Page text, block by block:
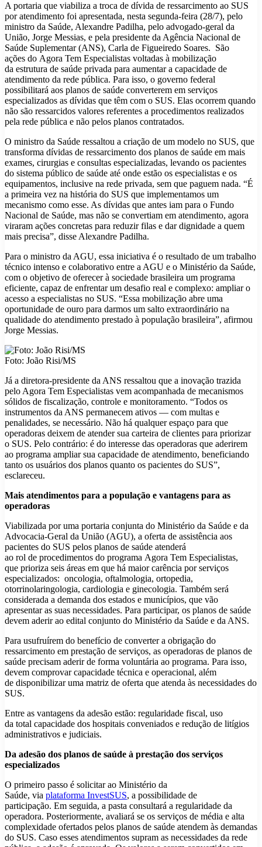
A portaria que viabiliza a troca de dívida de ressarcimento ao SUS
por atendimento foi apresentada, nesta segunda-feira (28/7), pelo
ministro da Saúde, Alexandre Padilha, pelo advogado-geral da
União, Jorge Messias, e pela presidente da Agência Nacional de
Saúde Suplementar (ANS), Carla de Figueiredo Soares. São
ações do Agora Tem Especialistas voltadas à mobilização
da estrutura de saúde privada para aumentar a capacidade de
atendimento da rede pública. Para isso, o governo federal
possibilitará aos planos de saúde converterem em serviços
especializados as dívidas que têm com o SUS. Elas ocorrem quando
não são ressarcidos valores referentes a procedimentos realizados
pela rede pública e não pelos planos contratados.
O ministro da Saúde ressaltou a criação de um modelo no SUS, que
transforma dívidas de ressarcimento dos planos de saúde em mais
exames, cirurgias e consultas especializadas, levando os pacientes
do sistema público de saúde até onde estão os especialistas e os
equipamentos, inclusive na rede privada, sem que paguem nada. “É
a primeira vez na história do SUS que implementamos um
mecanismo como esse. As dívidas que antes iam para o Fundo
Nacional de Saúde, mas não se convertiam em atendimento, agora
viraram ações concretas para reduzir filas e dar dignidade a quem
mais precisa”, disse Alexandre Padilha.
Para o ministro da AGU, essa iniciativa é o resultado de um trabalho
técnico intenso e colaborativo entre a AGU e o Ministério da Saúde,
com o objetivo de oferecer à sociedade brasileira um programa
eficiente, capaz de enfrentar um desafio real e complexo: ampliar o
acesso a especialistas no SUS. “Essa mobilização abre uma
oportunidade de ouro para darmos um salto extraordinário na
qualidade do atendimento prestado à população brasileira”, afirmou
Jorge Messias.
Foto: João Risi/MS
Já a diretora-presidente da ANS ressaltou que a inovação trazida
pelo Agora Tem Especialistas vem acompanhada de mecanismos
sólidos de fiscalização, controle e monitoramento. “Todos os
instrumentos da ANS permanecem ativos — com multas e
penalidades, se necessário. Não há qualquer espaço para que
operadoras deixem de atender sua carteira de clientes para priorizar
o SUS. Pelo contrário: é do interesse das operadoras que aderirem
ao programa ampliar sua capacidade de atendimento, beneficiando
tanto os usuários dos planos quanto os pacientes do SUS”,
esclareceu.
Mais atendimentos para a população e vantagens para as
operadoras
Viabilizada por uma portaria conjunta do Ministério da Saúde e da
Advocacia-Geral da União (AGU), a oferta de assistência aos
pacientes do SUS pelos planos de saúde atenderá
ao rol de procedimentos do programa Agora Tem Especialistas,
que prioriza seis áreas em que há maior carência por serviços
especializados: oncologia, oftalmologia, ortopedia,
otorrinolaringologia, cardiologia e ginecologia. Também será
considerada a demanda dos estados e municípios, que vão
apresentar as suas necessidades. Para participar, os planos de saúde
devem aderir ao edital conjunto do Ministério da Saúde e da ANS.
Para usufruírem do benefício de converter a obrigação do
ressarcimento em prestação de serviços, as operadoras de planos de
saúde precisam aderir de forma voluntária ao programa. Para isso,
devem comprovar capacidade técnica e operacional, além
de disponibilizar uma matriz de oferta que atenda às necessidades do
SUS.
Entre as vantagens da adesão estão: regularidade fiscal, uso
da total capacidade dos hospitais conveniados e redução de litígios
administrativos e judiciais.
Da adesão dos planos de saúde à prestação dos serviços
especializados
O primeiro passo é solicitar ao Ministério da
Saúde, via plataforma InvestSUS, a possibilidade de
participação. Em seguida, a pasta consultará a regularidade da
operadora. Posteriormente, avaliará se os serviços de média e alta
complexidade ofertados pelos planos de saúde atendem às demandas
do SUS. Caso esses atendimentos supram as necessidades da rede